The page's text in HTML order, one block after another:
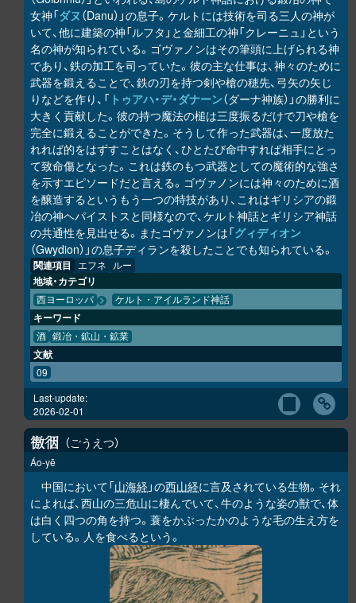
女神「ダヌ （Danu）」の息子。ケルトには技術を司る三人の神が
いて、他に建築の神「ルフタ」と金細工の神「クレーニュ」という
名の神が知られている。ゴヴァノンはその筆頭に上げられる神
であり、鉄の加工を司っていた。彼の主な仕事は、神々のために
武器を鍛えることで、鉄の刃を持つ剣や槍の穂先、弓矢の矢じ
りなどを作り、「 トゥアハ・デ・ダナーン（ダーナ神族）」の勝利に
大きく貢献した。彼の持つ魔法の槌は三度振るだけで刀や槍を
完全に鍛えることができた。そうして作った武器は、一度放た
れれば的をはずすことはなく、ひとたび命中すれば相手にとっ
て致命傷となった。これは鉄のもつ武器としての魔術的な強さ
を示すエピソードだと言える。ゴヴァノンには神々のために酒
を醸造するというもう一つの特技があり、これはギリシアの鍛
冶の神ヘパイストスと同様なので、ケルト神話とギリシア神話
の共通性を見出せる。またゴヴァノンは「グィディオン
（Gwydion）」の息子ディランを殺したことでも知られている。
関連項目 エフネ ルー
地域・カテゴリ
西ヨーロッパ ケルト・アイルランド神話
キーワード
酒 鍛冶・鉱山・鉱業
文献
09
Last-update:
2026-02-01
𢕟𢓨 ごうえつ
Áo-yē
中国において「山海経 」の西山経に言及されている生物。それ
によれば、西山の三危山に棲んでいて、牛のような姿の獣で、体
は白く四つの角を持つ。蓑をかぶったかのような毛の生え方を
している。人を食べるという。